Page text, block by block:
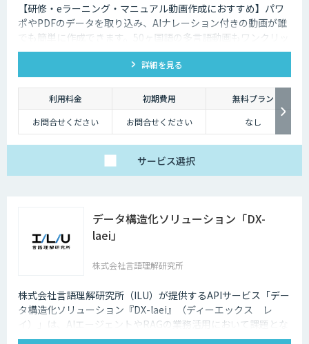
【研修・eラーニング・マニュアル動画作成におすすめ】パワ
ポやPDFのデータを取り込み、AIナレーション付きの動画が誰
でも簡単に作成できます。50ヶ国語の多言語動画もワンクリッ
クで作成できます。無料トライアルを実施中ですので、お気軽
詳細を見る
利用料金 初期費用
無料プラン
お問合せください
お問合せください なし
サービス選択
データ構造化ソリューション「DX-
laei」
株式会社言語理解研究所
株式会社言語理解研究所（ILU）が提供するAPIサービス「デー
タ構造化ソリューション『DX-laei』（ディーエックス レ
イ）」は、AIエージェントやRAGの業務活用において課題とな
る「回答精度の低さ」や「利用者にプロンプト知識が求められ